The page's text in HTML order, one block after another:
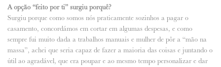
A opção “feito por ti” surgiu porquê?
Surgiu porque como somos nós praticamente sozinhos a pagar o
casamento, concordámos em cortar em algumas despesas, e como
sempre fui muito dada a trabalhos manuais e mulher de pôr a “mão na
massa”, achei que seria capaz de fazer a maioria das coisas e juntando o
útil ao agradável, que era poupar e ao mesmo tempo personalizar e dar